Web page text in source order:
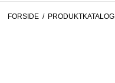
FORSIDE / PRODUKTKATALOG